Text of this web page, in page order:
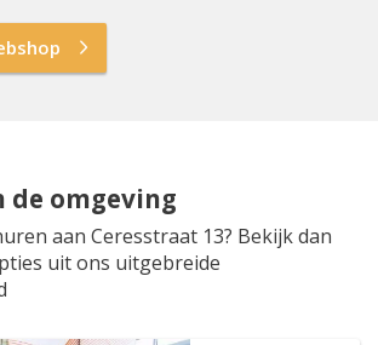
de omgeving
aan Ceresstraat 13? Bekijk dan
uit ons uitgebreide